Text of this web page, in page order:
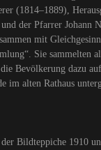
(1814–1889),
der Pfarrer Johann
mit
Sie sammelten
Bevölkerung dazu
im alten Rathaus
Bildteppiche 1910